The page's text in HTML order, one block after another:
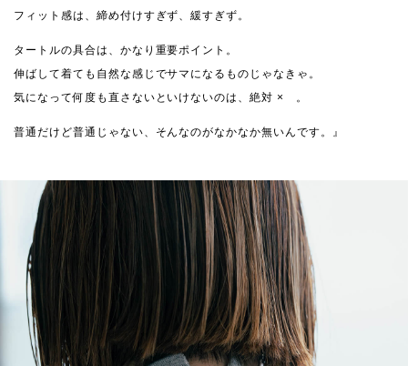
フィット感は、締め付けすぎず、緩すぎず。
タートルの具合は、かなり重要ポイント。
伸ばして着ても自然な感じでサマになるものじゃなきゃ。
気になって何度も直さないといけないのは、絶対 × 。
普通だけど普通じゃない、そんなのがなかなか無いんです。』